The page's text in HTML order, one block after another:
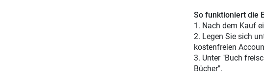
So funktioniert die
1. Nach dem Kauf
2. Legen Sie sich
kostenfreien
3. Unter "Buch
Bücher".